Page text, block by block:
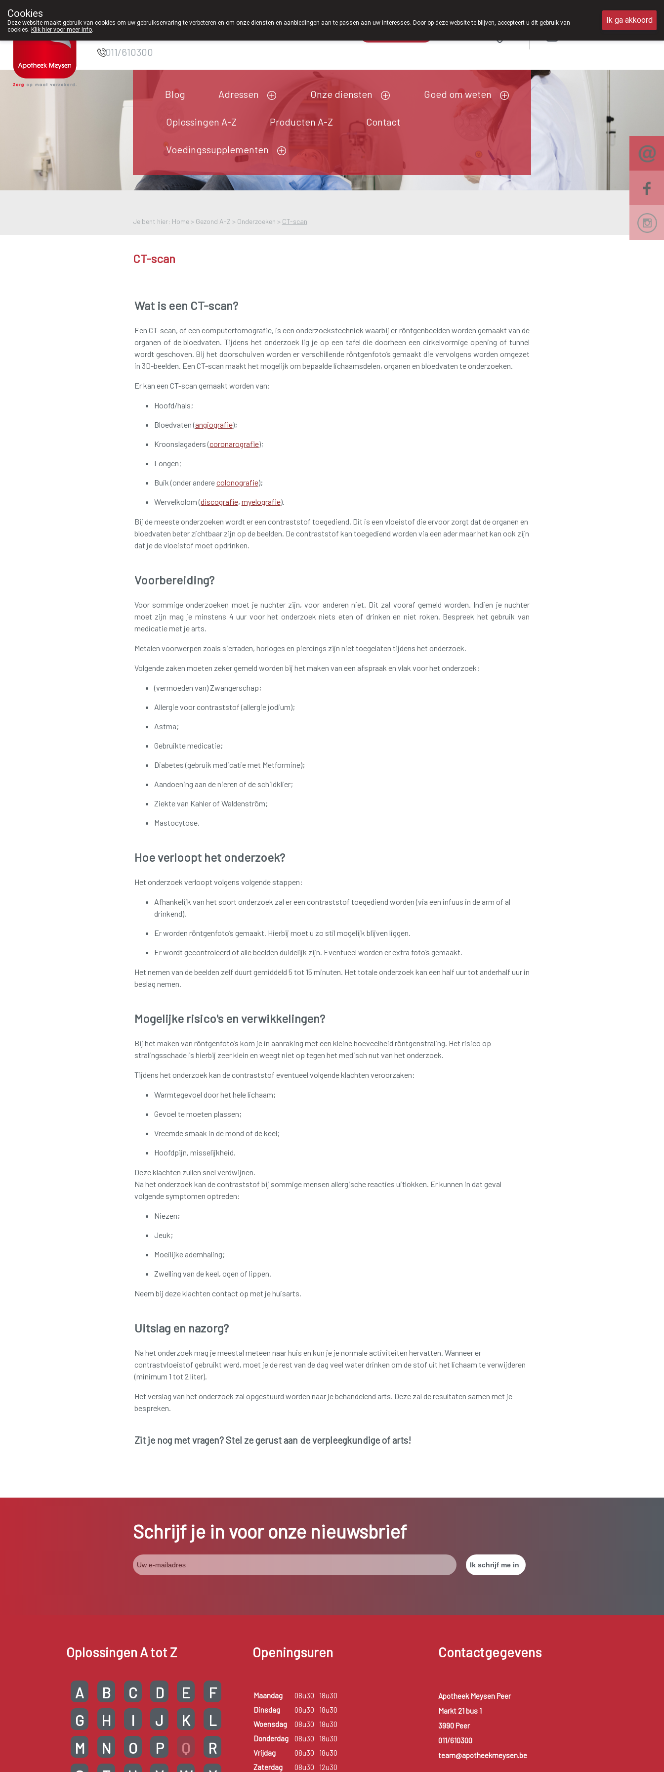
Apotheek Meysen
011/610300
Blog Adressen Onze diensten Goed om weten
Oplossingen A-Z Producten A-Z Contact
Voedingssupplementen
Je bent hier: Home > Gezond A-Z > Onderzoeken > CT-scan
CT-scan
Wat is een CT-scan?
Een CT-scan, of een computertomografie, is een onderzoekstechniek waarbij er röntgenbeelden worden gemaakt van de
organen of de bloedvaten. Tijdens het onderzoek lig je op een tafel die doorheen een cirkelvormige opening of tunnel
wordt geschoven. Bij het doorschuiven worden er verschillende röntgenfoto’s gemaakt die vervolgens worden omgezet
in 3D-beelden. Een CT-scan maakt het mogelijk om bepaalde lichaamsdelen, organen en bloedvaten te onderzoeken.
Er kan een CT-scan gemaakt worden van:
Hoofd/hals;
Bloedvaten (angiografie);
Kroonslagaders (coronarografie);
Longen;
Buik (onder anderecolonografie);
Wervelkolom (discografie, myelografie).
Bij de meeste onderzoeken wordt er een contraststof toegediend. Dit is een vloeistof die ervoor zorgt dat de organen en
bloedvaten beter zichtbaar zijn op de beelden. De contraststof kan toegediend worden via een ader maar het kan ook zijn
dat je de vloeistof moet opdrinken.
Voorbereiding?
Voor sommige onderzoeken moet je nuchter zijn, voor anderen niet. Dit zal vooraf gemeld worden. Indien je nuchter
moet zijn mag je minstens 4 uur voor het onderzoek niets eten of drinken en niet roken. Bespreek het gebruik van
medicatie met je arts.
Metalen voorwerpen zoals sierraden, horloges en piercings zijn niet toegelaten tijdens het onderzoek.
Volgende zaken moeten zeker gemeld worden bij het maken van een afspraak en vlak voor het onderzoek:
(vermoeden van) Zwangerschap;
Allergie voor contraststof (allergie jodium);
Astma;
Gebruikte medicatie;
Diabetes (gebruik medicatie met Metformine);
Aandoening aan de nieren of de schildklier;
Ziekte van Kahler of Waldenström;
Mastocytose.
Hoe verloopt het onderzoek?
Het onderzoek verloopt volgens volgende stappen:
Afhankelijk van het soort onderzoek zal er een contraststof toegediend worden (via een infuus in de arm of al
drinkend).
Er worden röntgenfoto’s gemaakt. Hierbij moet u zo stil mogelijk blijven liggen.
Er wordt gecontroleerd of alle beelden duidelijk zijn. Eventueel worden er extra foto’s gemaakt.
Het nemen van de beelden zelf duurt gemiddeld 5 tot 15 minuten. Het totale onderzoek kan een half uur tot anderhalf uur in
beslag nemen.
Mogelijke risico's en verwikkelingen?
Bij het maken van röntgenfoto’s kom je in aanraking met een kleine hoeveelheid röntgenstraling. Het risico op
stralingsschade is hierbij zeer klein en weegt niet op tegen het medisch nut van het onderzoek.
Tijdens het onderzoek kan de contraststof eventueel volgende klachten veroorzaken:
Warmtegevoel door het hele lichaam;
Gevoel te moeten plassen;
Vreemde smaak in de mond of de keel;
Hoofdpijn, misselijkheid.
Deze klachten zullen snel verdwijnen.
Na het onderzoek kan de contraststof bij sommige mensen allergische reacties uitlokken. Er kunnen in dat geval
volgende symptomen optreden:
Niezen;
Jeuk;
Moeilijke ademhaling;
Zwelling van de keel, ogen of lippen.
Neem bij deze klachten contact op met je huisarts.
Uitslag en nazorg?
Na het onderzoek mag je meestal meteen naar huis en kun je je normale activiteiten hervatten. Wanneer er
contrastvloeistof gebruikt werd, moet je de rest van de dag veel water drinken om de stof uit het lichaam te verwijderen
(minimum 1 tot 2 liter).
Het verslag van het onderzoek zal opgestuurd worden naar je behandelend arts. Deze zal de resultaten samen met je
bespreken.
Zit je nog met vragen? Stel ze gerust aan de verpleegkundige of arts!
Schrijf je in voor onze nieuwsbrief
Oplossingen A tot Z
A B C D E
F
G
H I J K
L
M
N O P Q
R
Openingsuren
Maandag 08u30
18u30
Dinsdag
08u30
18u30
Woensdag
08u30
18u30
Donderdag
08u30
18u30
Vrijdag
08u30
18u30
Zaterdag
08u30 12u30
Contactgegevens
Apotheek Meysen Peer
Markt 21 bus 1
3990 Peer
011/610300
team@apotheekmeysen.be
Cookies
Deze website maakt gebruik van cookies om uw gebruikservaring te verbeteren en om onze diensten en aanbiedingen aan te passen aan uw interesses. Door op deze website te blijven, accepteert u dit gebruik van
cookies. Klik hier voor meer info.
Ik ga akkoord